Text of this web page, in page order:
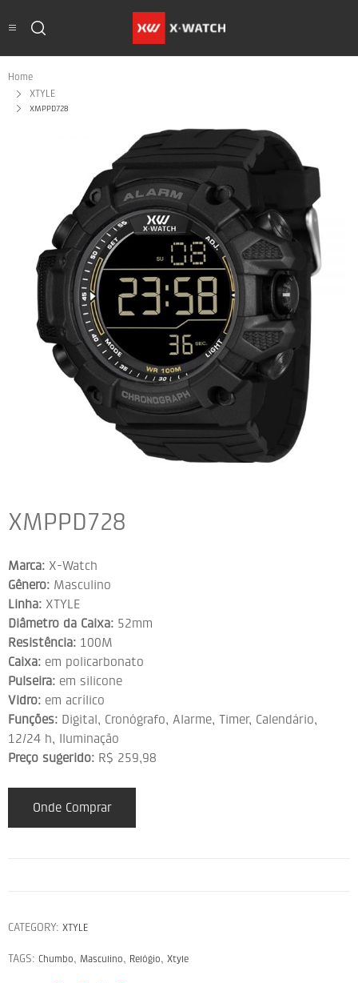
Home
XTYLE
XMPPD728
XMPPD728
Marca: X-Watch
Gênero: Masculino
Linha: XTYLE
Diâmetro da Caixa: 52mm
Resistência: 100M
Caixa: em policarbonato
Pulseira: em silicone
Vidro: em acrílico
Funções: Digital, Cronógrafo, Alarme, Timer, Calendário,
12/24 h, Iluminação
Preço sugerido: R$ 259,98
Onde Comprar
CATEGORY: XTYLE
TAGS: Chumbo, Masculino, Relógio, Xtyle